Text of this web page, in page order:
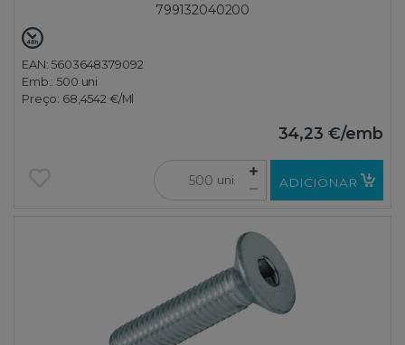
799132040200
EAN: 5603648379092
Emb.:500 uni
Preço: 68,4542 €/Ml
34,23 €/emb
uni ADICIONAR